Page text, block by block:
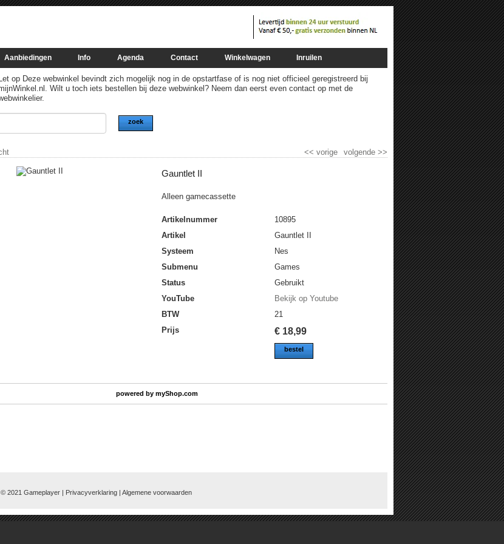
Aanbiedingen Info Agenda Contact Winkelwagen Inruilen
Let op Deze webwinkel bevindt zich mogelijk nog in de opstartfase of is nog niet officieel geregistreerd bij
Wilt u toch iets bestellen bij deze webwinkel? Neem dan eerst even contact op met de
zoek
volgende>>
<< vorige
Gauntlet II
Alleen gamecassette
Artikelnummer
10895
Artikel
Gauntlet II
Systeem
Nes
Submenu
Games
Status
Gebruikt
YouTube
Bekijk op Youtube
BTW
21
Prijs
€ 18,99
bestel
powered bymyShop.com
© 2021 Gameplayer | Privacyverklaring | Algemene voorwaarden